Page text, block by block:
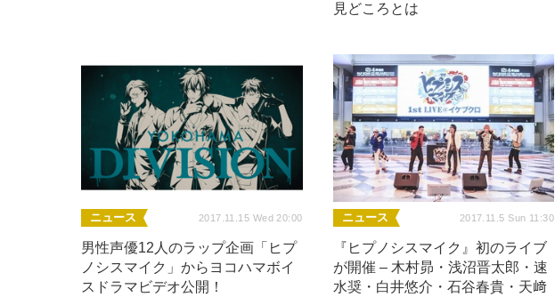
見どころとは
ニュース 2017.11.15 Wed 20:00
男性声優12人のラップ企画「ヒプ
ノシスマイク」からヨコハマボイ
スドラマビデオ公開！
ニュース 2017.11.5 Sun 11:30
『ヒプノシスマイク』初のライブ
が開催 – 木村昴・浅沼晋太郎・速
水奨・白井悠介・石谷春貴・天﨑